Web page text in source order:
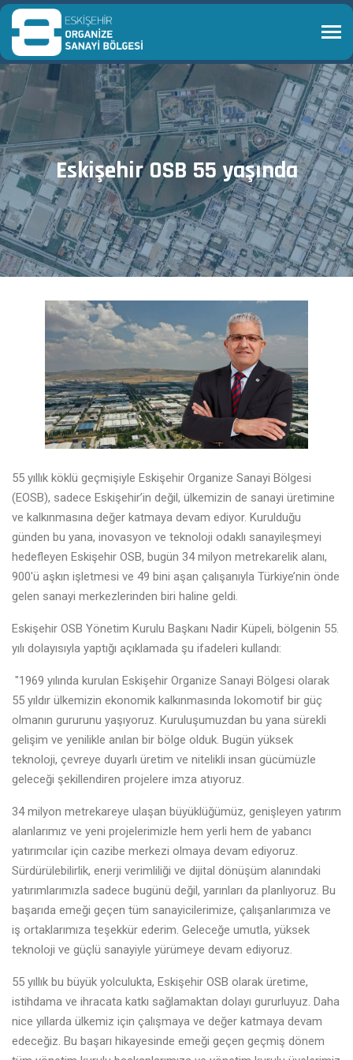
Eskişehir OSB 55 yaşında
55 yıllık köklü geçmişiyle Eskişehir Organize Sanayi Bölgesi
(EOSB), sadece Eskişehir’in değil, ülkemizin de sanayi üretimine
ve kalkınmasına değer katmaya devam ediyor. Kurulduğu
günden bu yana, inovasyon ve teknoloji odaklı sanayileşmeyi
hedefleyen Eskişehir OSB, bugün 34 milyon metrekarelik alanı,
900'ü aşkın işletmesi ve 49 bini aşan çalışanıyla Türkiye’nin önde
gelen sanayi merkezlerinden biri haline geldi.
Eskişehir OSB Yönetim Kurulu Başkanı Nadir Küpeli, bölgenin 55.
yılı dolayısıyla yaptığı açıklamada şu ifadeleri kullandı:
"1969 yılında kurulan Eskişehir Organize Sanayi Bölgesi olarak
55 yıldır ülkemizin ekonomik kalkınmasında lokomotif bir güç
olmanın gururunu yaşıyoruz. Kuruluşumuzdan bu yana sürekli
gelişim ve yenilikle anılan bir bölge olduk. Bugün yüksek
teknoloji, çevreye duyarlı üretim ve nitelikli insan gücümüzle
geleceği şekillendiren projelere imza atıyoruz.
34 milyon metrekareye ulaşan büyüklüğümüz, genişleyen yatırım
alanlarımız ve yeni projelerimizle hem yerli hem de yabancı
yatırımcılar için cazibe merkezi olmaya devam ediyoruz.
Sürdürülebilirlik, enerji verimliliği ve dijital dönüşüm alanındaki
yatırımlarımızla sadece bugünü değil, yarınları da planlıyoruz. Bu
başarıda emeği geçen tüm sanayicilerimize, çalışanlarımıza ve
iş ortaklarımıza teşekkür ederim. Geleceğe umutla, yüksek
teknoloji ve güçlü sanayiyle yürümeye devam ediyoruz.
55 yıllık bu büyük yolculukta, Eskişehir OSB olarak üretime,
istihdama ve ihracata katkı sağlamaktan dolayı gururluyuz. Daha
nice yıllarda ülkemiz için çalışmaya ve değer katmaya devam
edeceğiz. Bu başarı hikayesinde emeği geçen geçmiş dönem